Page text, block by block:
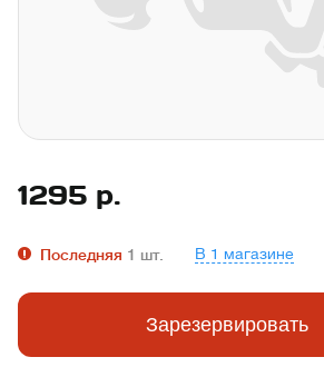
1295 р.
Последняя 1 шт. В 1 магазине
Зарезервировать